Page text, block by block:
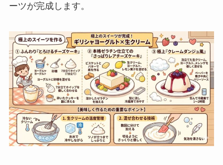
ーツが完成します。